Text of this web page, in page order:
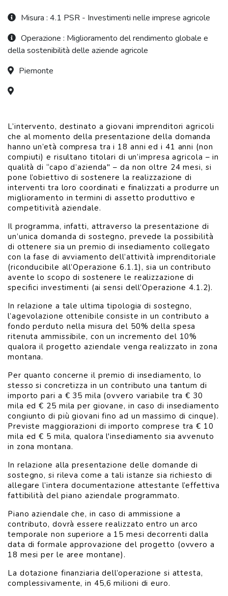
Misura : 4.1 PSR - Investimenti nelle imprese agricole
Operazione : Miglioramento del rendimento globale e
della sostenibilità delle aziende agricole
Piemonte
L’intervento, destinato a giovani imprenditori agricoli
che al momento della presentazione della domanda
hanno un’età compresa tra i 18 anni ed i 41 anni (non
compiuti) e risultano titolari di un’impresa agricola – in
qualità di “capo d’azienda" – da non oltre 24 mesi, si
pone l’obiettivo di sostenere la realizzazione di
interventi tra loro coordinati e finalizzati a produrre un
miglioramento in termini di assetto produttivo e
competitività aziendale.
Il programma, infatti, attraverso la presentazione di
un’unica domanda di sostegno, prevede la possibilità
di ottenere sia un premio di insediamento collegato
con la fase di avviamento dell’attività imprenditoriale
(riconducibile all’Operazione 6.1.1), sia un contributo
avente lo scopo di sostenere le realizzazione di
specifici investimenti (ai sensi dell’Operazione 4.1.2).
In relazione a tale ultima tipologia di sostegno,
l’agevolazione ottenibile consiste in un contributo a
fondo perduto nella misura del 50% della spesa
ritenuta ammissibile, con un incremento del 10%
qualora il progetto aziendale venga realizzato in zona
montana.
Per quanto concerne il premio di insediamento, lo
stesso si concretizza in un contributo una tantum di
importo pari a € 35 mila (ovvero variabile tra € 30
mila ed € 25 mila per giovane, in caso di insediamento
congiunto di più giovani fino ad un massimo di cinque).
Previste maggiorazioni di importo comprese tra € 10
mila ed € 5 mila, qualora l'insediamento sia avvenuto
in zona montana.
In relazione alla presentazione delle domande di
sostegno, si rileva come a tali istanze sia richiesto di
allegare l’intera documentazione attestante l’effettiva
fattibilità del piano aziendale programmato.
Piano aziendale che, in caso di ammissione a
contributo, dovrà essere realizzato entro un arco
temporale non superiore a 15 mesi decorrenti dalla
data di formale approvazione del progetto (ovvero a
18 mesi per le aree montane).
La dotazione finanziaria dell’operazione si attesta,
complessivamente, in 45,6 milioni di euro.